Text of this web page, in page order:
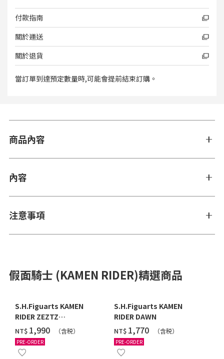
付款指南
關於運送
關於退貨
當訂單到達預定數量時,可能會提前結束訂購。
商品內容
內容
注意事項
假面騎士 (KAMEN RIDER)精選商品
S.H.Figuarts KAMEN
RIDER ZEZTZ
CATASTROM
NT$ ‌1,990 （含税）
PRE-ORDER
S.H.Figuarts KAMEN
RIDER DAWN
NT$ ‌1,770 （含税）
PRE-ORDER